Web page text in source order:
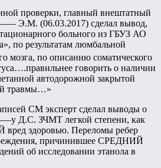
проверки, главный внештатный
Э.М. (06.03.2017) сделал вывод,
больного из ГБУЗ АО
результатам люмбальной
мозга, по описанию соматического
говорить о наличии
автодорожной закрытой
травмы…»
СМ эксперт сделал выводы о
ЗЧМТ легкой степени, как
здоровью. Переломы ребер
причинившее СРЕДНИЙ
об исследовании этанола в